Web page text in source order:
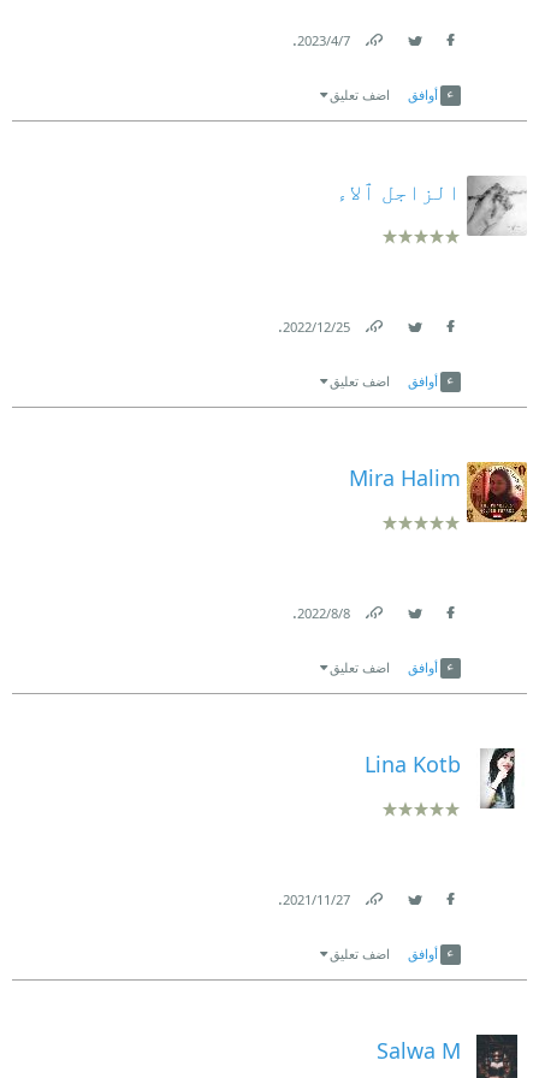
7‏/4‏/2023
.
أوافق اضف تعليق
الزاجل ٱلاء
25‏/12‏/2022
.
أوافق اضف تعليق
Mira Halim
8‏/8‏/2022
.
أوافق اضف تعليق
Lina Kotb
27‏/11‏/2021
.
أوافق اضف تعليق
Salwa M